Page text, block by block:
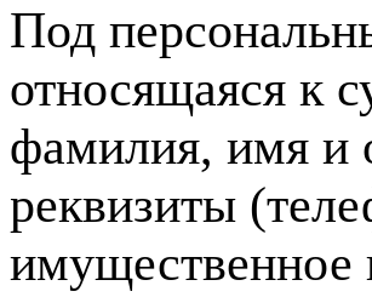
Под
относящаяся к
фамилия, имя и
реквизиты